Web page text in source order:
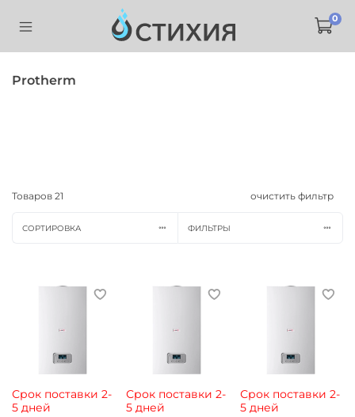
0
Protherm
Товаров 21 очистить фильтр
СОРТИРОВКА ФИЛЬТРЫ
Срок поставки 2-
5 дней
Срок поставки 2-
5 дней
Срок поставки 2-
5 дней